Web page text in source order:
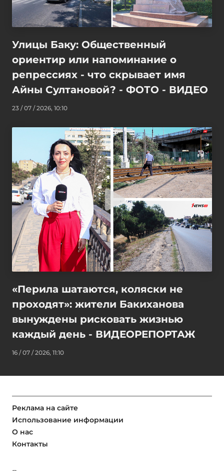
Улицы Баку: Общественный
ориентир или напоминание о
репрессиях - что скрывает имя
Айны Султановой? - ФОТО - ВИДЕО
23 / 07 / 2026, 10:10
«Перила шатаются, коляски не
проходят»: жители Бакиханова
вынуждены рисковать жизнью
каждый день - ВИДЕОРЕПОРТАЖ
16 / 07 / 2026, 11:10
Реклама на сайте
Использование информации
О нас
Контакты